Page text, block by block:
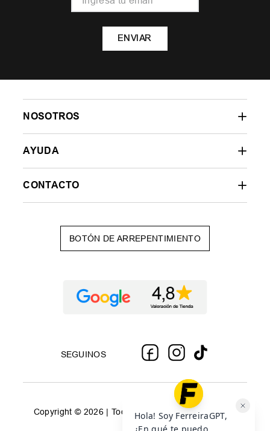
ENVIAR
NOSOTROS
AYUDA
CONTACTO
BOTÓN DE ARREPENTIMIENTO
SEGUINOS
Copyright © 2026 | Todos los derechos reservados